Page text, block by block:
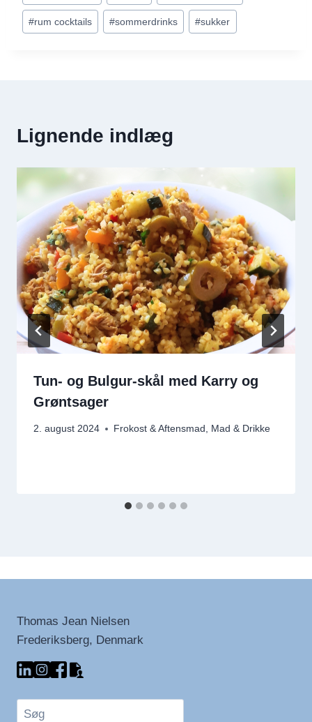
#rum cocktails #sommerdrinks #sukker
Lignende indlæg
Tun- og Bulgur-skål med Karry og
Grøntsager
2. august 2024 Frokost & Aftensmad , Mad & Drikke
Thomas Jean Nielsen
Frederiksberg, Denmark
Søg